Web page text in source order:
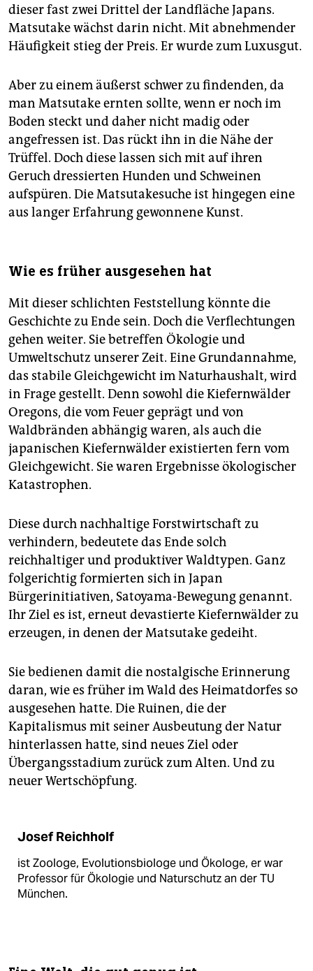
dieser fast zwei Drittel der Landfläche Japans.
Matsutake wächst darin nicht. Mit abnehmender
Häufigkeit stieg der Preis. Er wurde zum Luxusgut.
Aber zu einem äußerst schwer zu findenden, da
man Matsutake ernten sollte, wenn er noch im
Boden steckt und daher nicht madig oder
angefressen ist. Das rückt ihn in die Nähe der
Trüffel. Doch diese lassen sich mit auf ihren
Geruch dressierten Hunden und Schweinen
aufspüren. Die Matsutakesuche ist hingegen eine
aus langer Erfahrung gewonnene Kunst.
Wie es früher ausgesehen hat
Mit dieser schlichten Feststellung könnte die
Geschichte zu Ende sein. Doch die Verflechtungen
gehen weiter. Sie betreffen Ökologie und
Umweltschutz unserer Zeit. Eine Grundannahme,
das stabile Gleichgewicht im Naturhaushalt, wird
in Frage gestellt. Denn sowohl die Kiefernwälder
Oregons, die vom Feuer geprägt und von
Waldbränden abhängig waren, als auch die
japanischen Kiefernwälder existierten fern vom
Gleichgewicht. Sie waren Ergebnisse ökologischer
Katastrophen.
Diese durch nachhaltige Forstwirtschaft zu
verhindern, bedeutete das Ende solch
reichhaltiger und produktiver Waldtypen. Ganz
folgerichtig formierten sich in Japan
Bürgerinitiativen, Satoyama-Bewegung genannt.
Ihr Ziel es ist, erneut devastierte Kiefernwälder zu
erzeugen, in denen der Matsutake gedeiht.
Sie bedienen damit die nostalgische Erinnerung
daran, wie es früher im Wald des Heimatdorfes so
ausgesehen hatte. Die Ruinen, die der
Kapitalismus mit seiner Ausbeutung der Natur
hinterlassen hatte, sind neues Ziel oder
Übergangsstadium zurück zum Alten. Und zu
neuer Wertschöpfung.
Josef Reichholf
ist Zoologe, Evolutionsbiologe und Ökologe, er war
Professor für Ökologie und Naturschutz an der TU
München.